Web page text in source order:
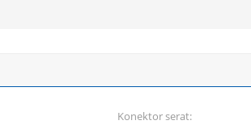
Konektor serat: